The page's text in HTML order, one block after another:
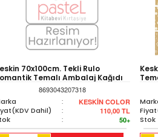
70x100cm. Tekli Rulo
Temalı Ambalaj Kağıdı
No: 100343-998693043207318
: KESKİN COLOR
Dahil) : 110,00 TL
: 50+ Stok